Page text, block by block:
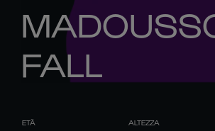
FALL
ETÀ ALTEZZA